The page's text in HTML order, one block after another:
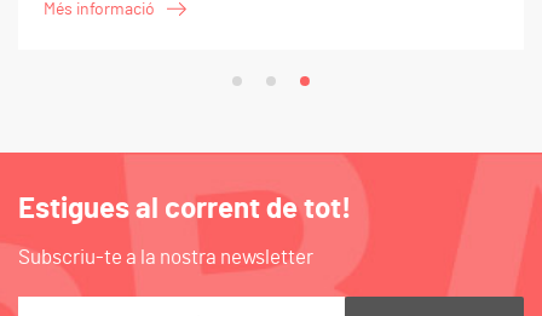
Més informació
Estigues al corrent de tot!
Subscriu-te a la nostra newsletter